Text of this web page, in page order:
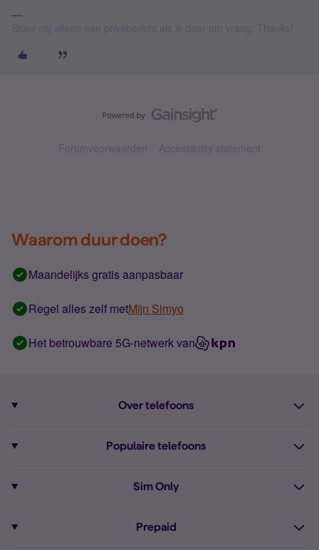
Forumvoorwaarden Accessibility statement
Waarom duur doen?
Maandelijks gratis aanpasbaar
Regel alles zelf metMijn Simyo
Het betrouwbare 5G-netwerk van
Over telefoons
Alle telefoons
Populaire telefoons
iPhone 16
Sim Only
Prepaid